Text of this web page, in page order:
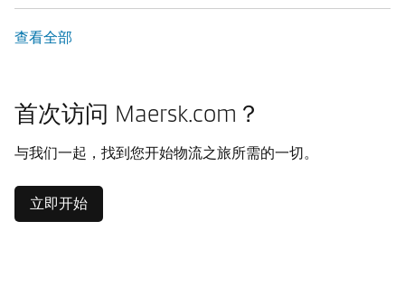
查看全部
首次访问 Maersk.com？
与我们一起，找到您开始物流之旅所需的一切。
立即开始